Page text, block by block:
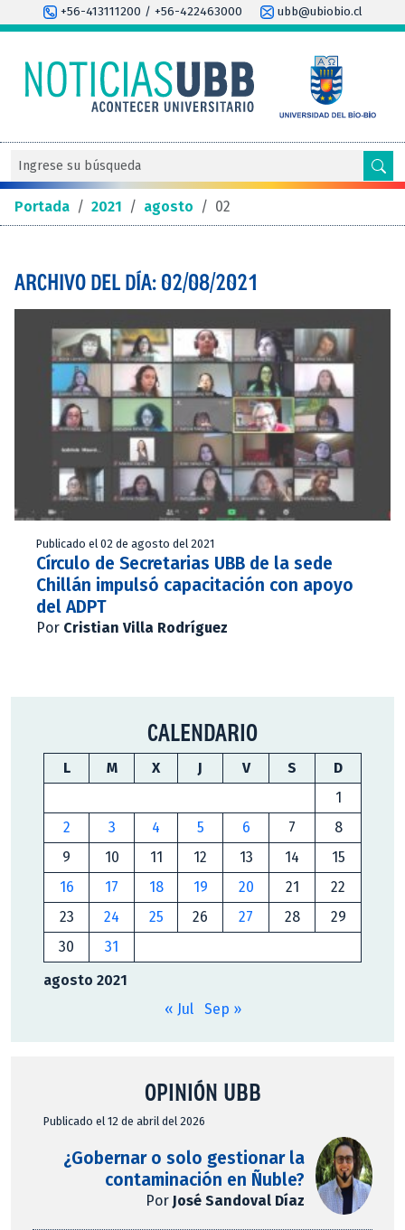
+56-413111200 / +56-422463000 ubb@ubiobio.cl
Portada / 2021 / agosto / 02
ARCHIVO DEL DÍA: 02/08/2021
Publicado el 02 de agosto del 2021
Círculo de Secretarias UBB de la sede
Chillán impulsó capacitación con apoyo
del ADPT
Por Cristian Villa Rodríguez
CALENDARIO
agosto 2021
L M X J V S
D
1
2
3 4 5 6 7
8
9
10 11 12 13 14
15
16
17 18 19 20 21
22
23
24 25 26 27 28
29
30
31
« Jul Sep »
OPINIÓN UBB
Publicado el 12 de abril del 2026
¿Gobernar o solo gestionar la
contaminación en Ñuble?
Por José Sandoval Díaz